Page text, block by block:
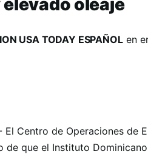
oleaje
USA TODAY ESPAÑOLen
El Centro de Operaciones de
de que el Instituto